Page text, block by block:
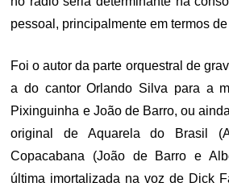
pessoal, principalmente em termos
Foi o autor da parte orquestral de
a do cantor Orlando Silva para a
Pixinguinha e João de Barro, ou
original de Aquarela do Brasil
Copacabana (João de Barro e
última imortalizada na voz de Dick